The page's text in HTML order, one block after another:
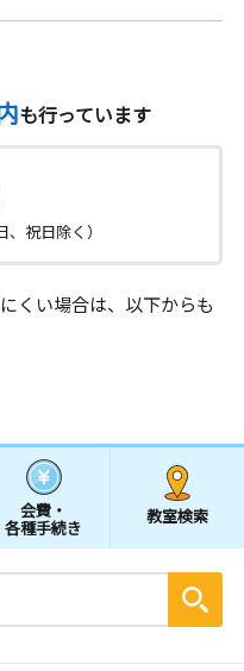
も行っています
祝日除く）
くい場合は、以下からも
会費・
各種手続き
教室検索